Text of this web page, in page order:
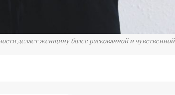
делает женщину более раскованной и чувственной